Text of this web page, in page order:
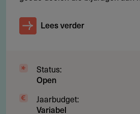
Bedrijven moeten voldoen aan de
Budget
Het totale fondsbedrag is € 6 miljoen​.
Lees verder
Status:
Open
Jaarbudget:
Variabel